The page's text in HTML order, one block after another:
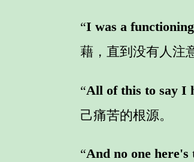
“I was a
藉，直到没有人注
“All of this to say I
己痛苦的根源。
“And no one